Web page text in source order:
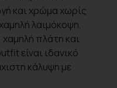
και χρώμα χωρίς
λαιμόκοψη,
χαμηλή πλάτη και
είναι ιδανικό
κάλυψη με